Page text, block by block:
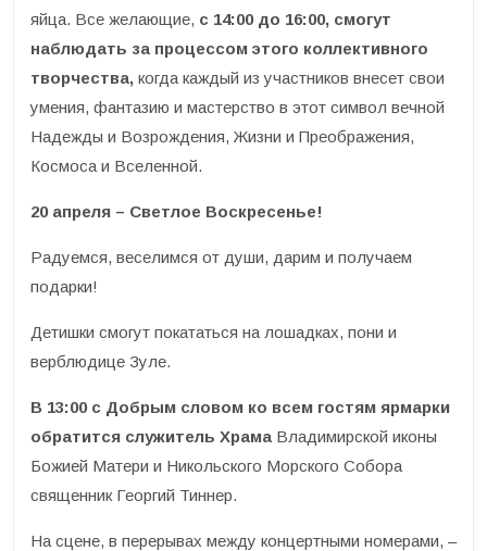
яйца. Все желающие, с 14:00 до 16:00, смогут
наблюдать за процессом этого коллективного
творчества, когда каждый из участников внесет свои
умения, фантазию и мастерство в этот символ вечной
Надежды и Возрождения, Жизни и Преображения,
Космоса и Вселенной.
20 апреля – Светлое Воскресенье!
Радуемся, веселимся от души, дарим и получаем
подарки!
Детишки смогут покататься на лошадках, пони и
верблюдице Зуле.
В 13:00 с Добрым словом ко всем гостям ярмарки
обратится служитель Храма Владимирской иконы
Божией Матери и Никольского Морского Собора
священник Георгий Тиннер.
На сцене, в перерывах между концертными номерами, –